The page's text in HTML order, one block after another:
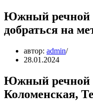
Южный речной
добраться на
автор: admin
28.01.2024
Южный речной
Коломенская,